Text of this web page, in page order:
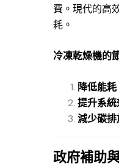
費。現代的高
耗。
冷凍乾燥機的
降低能耗
提升系統
減少碳排
政府補助